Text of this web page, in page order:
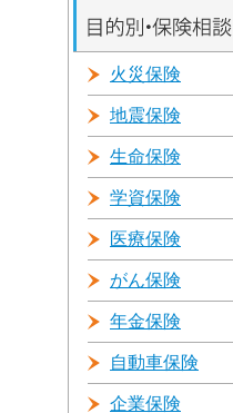
火災保険
地震保険
生命保険
学資保険
医療保険
がん保険
年金保険
自動車保険
企業保険